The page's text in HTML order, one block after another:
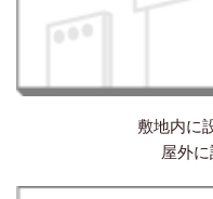
敷地内に
屋外